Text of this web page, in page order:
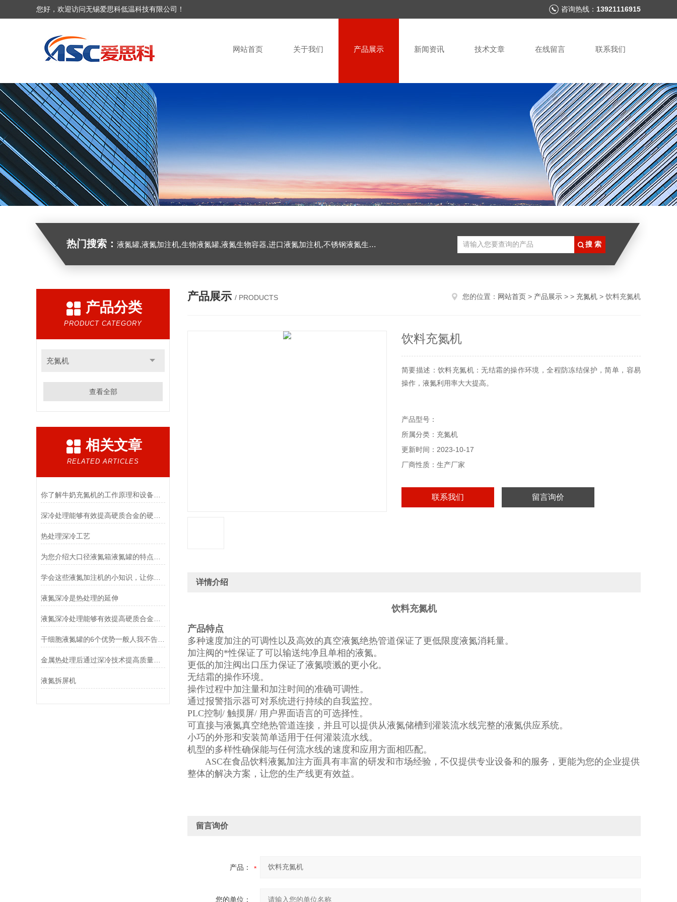
您好，欢迎访问无锡爱思科低温科技有限公司！ 咨询热线： 13921116915
网站首页 关于我们 产品展示 新闻资讯 技术文章 在线留言 联系我们
热门搜索： 液氮罐,液氮加注机,生物液氮罐,液氮生物容器,进口液氮加注机,不锈钢液氮生物容器
产品分类
PRODUCT CATEGORY
充氮机
查看全部
相关文章
RELATED ARTICLES
热处理深冷工艺
学会这些液氮加注机的小知识，让你更好的使用它！
液氮深冷是热处理的延伸
干细胞液氮罐的6个优势一般人我不告诉他
金属热处理后通过深冷技术提高质量、延长寿命、降低生产成本
液氮拆屏机
产品展示 / PRODUCTS 您的位置： 网站首页 > 产品展示 > > 充氮机 > 饮料充氮机
饮料充氮机
简要描述：饮料充氮机：无结霜的操作环境，全程防冻结保护，简单，容易
操作，液氮利用率大大提高。
产品型号：
所属分类：充氮机
更新时间：2023-10-17
厂商性质：生产厂家
联系我们 留言询价
详情介绍
饮料充氮机
产品特点
多种速度加注的可调性以及高效的真空液氮绝热管道保证了更低限度液氮消耗量。
加注阀的*性保证了可以输送纯净且单相的液氮。
更低的加注阀出口压力保证了液氮喷溅的更小化。
无结霜的操作环境。
操作过程中加注量和加注时间的准确可调性。
通过报警指示器可对系统进行持续的自我监控。
PLC控制/ 触摸屏/ 用户界面语言的可选择性。
可直接与液氮真空绝热管道连接，并且可以提供从液氮储槽到灌装流水线完整的液氮供应系统。
小巧的外形和安装简单适用于任何灌装流水线。
机型的多样性确保能与任何流水线的速度和应用方面相匹配。
​ ASC在食品饮料液氮加注方面具有丰富的研发和市场经验，不仅提供专业设备和的服务，更能为您的企业提供
整体的解决方案，让您的生产线更有效益。
留言询价
产品：
您的单位：